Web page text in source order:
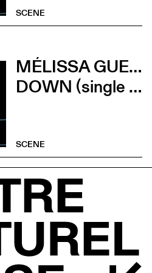
SCENE
MÉLISSA GUEX ET CLÉMENT GRIN
DOWN (single version) (Lycée Gerville Réache)
SCENE